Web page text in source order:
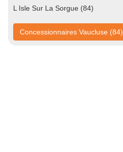
L Isle Sur La Sorgue (84)
Concessionnaires Vaucluse (84)